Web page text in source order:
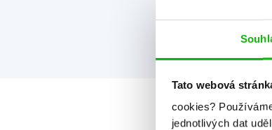
Tato webová
cookies?
jednotlivých dat